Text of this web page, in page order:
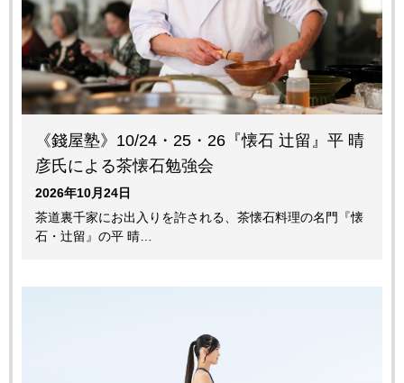
《錢屋塾》10/24・25・26『懐石 辻留』平 晴
彦氏による茶懐石勉強会
2026年10月24日
茶道裏千家にお出入りを許される、茶懐石料理の名門『懐
石・辻留』の平 晴…